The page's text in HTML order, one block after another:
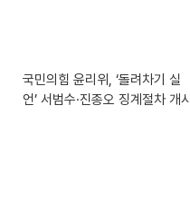
국민의힘 윤리위, ‘돌려차기 실
언’ 서범수·진종오 징계절차 개시